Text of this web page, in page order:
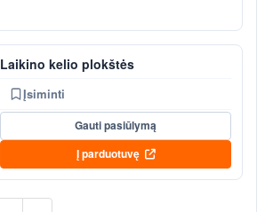
Laikino kelio plokštės
Įsiminti
Gauti pasiūlymą
Į parduotuvę